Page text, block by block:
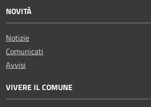
NOVITÀ
Notizie
Comunicati
Avvisi
VIVERE IL COMUNE